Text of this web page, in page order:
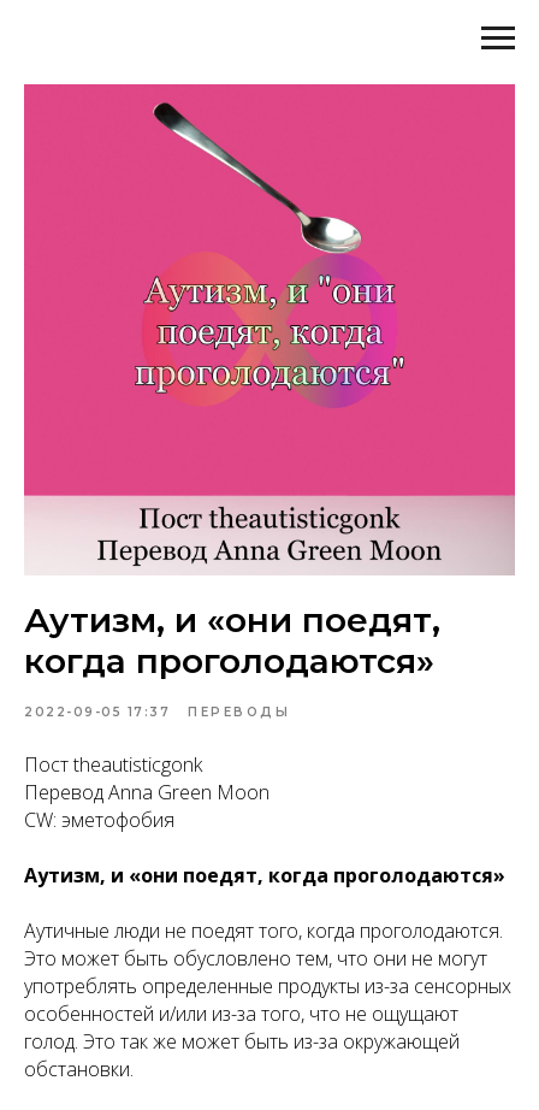
Аутизм, и «они поедят,
когда проголодаются»
2022-09-05 17:37 ПЕРЕВОДЫ
Пост theautisticgonk
Перевод Anna Green Moon
CW: эметофобия
Аутизм, и «они поедят, когда проголодаются»
Аутичные люди не поедят того, когда проголодаются.
Это может быть обусловлено тем, что они не могут
употреблять определенные продукты из-за сенсорных
особенностей и/или из-за того, что не ощущают
голод. Это так же может быть из-за окружающей
обстановки.